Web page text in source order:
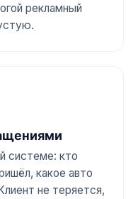
рекламный
системе: кто
какое авто
не теряется,